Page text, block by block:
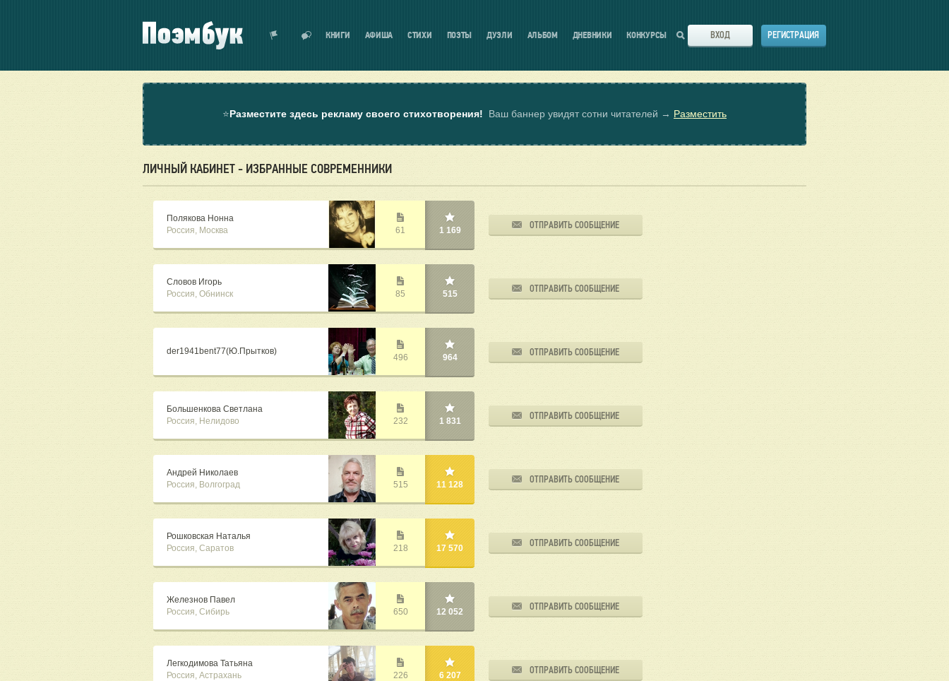
КНИГИ АФИША СТИХИ ПОЭТЫ ДУЭЛИ АЛЬБОМ ДНЕВНИКИ КОНКУРСЫ ВХОД РЕГИСТРАЦИЯ
⭐Разместите здесь рекламу своего стихотворения! Ваш баннер увидят сотни читателей → Разместить
ЛИЧНЫЙ КАБИНЕТ - ИЗБРАННЫЕ СОВРЕМЕННИКИ
61
Полякова Нонна
Россия, Москва
1 169 ОТПРАВИТЬ СООБЩЕНИЕ
85
Словов Игорь
Россия, Обнинск
515 ОТПРАВИТЬ СООБЩЕНИЕ
496
der1941bent77(Ю.Прытков)
964 ОТПРАВИТЬ СООБЩЕНИЕ
232
Большенкова Светлана
Россия, Нелидово
1 831 ОТПРАВИТЬ СООБЩЕНИЕ
515
Андрей Николаев
Россия, Волгоград
11 128 ОТПРАВИТЬ СООБЩЕНИЕ
218
Рошковская Наталья
Россия, Саратов
17 570 ОТПРАВИТЬ СООБЩЕНИЕ
650
Железнов Павел
Россия, Сибирь
12 052 ОТПРАВИТЬ СООБЩЕНИЕ
226
Легкодимова Татьяна
Россия, Астрахань
6 207 ОТПРАВИТЬ СООБЩЕНИЕ